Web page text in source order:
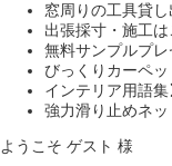
窓周りの工具貸し
出張採寸・施工は
無料サンプルプレ
びっくりカーペッ
インテリア用語集
強力滑り止めネッ
ようこそ ゲスト 様